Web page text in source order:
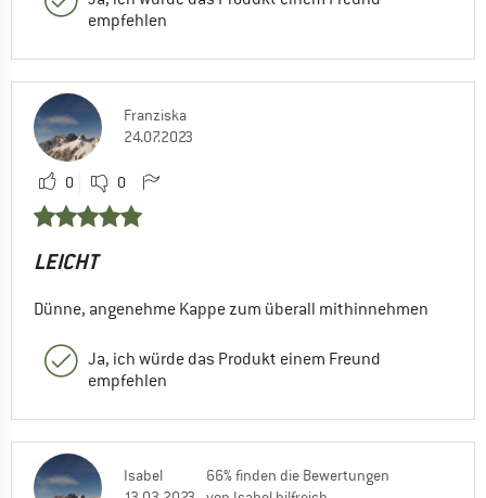
empfehlen
Franziska
24.07.2023
0 0
LEICHT
Dünne, angenehme Kappe zum überall mithinnehmen
Ja, ich würde das Produkt einem Freund
empfehlen
Isabel
66% finden die Bewertungen